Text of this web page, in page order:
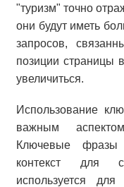
"туризм" точно
они будут иметь
запросов,
позиции страницы
увеличиться.
Использование
важным
Ключевые
контекст для
используется для